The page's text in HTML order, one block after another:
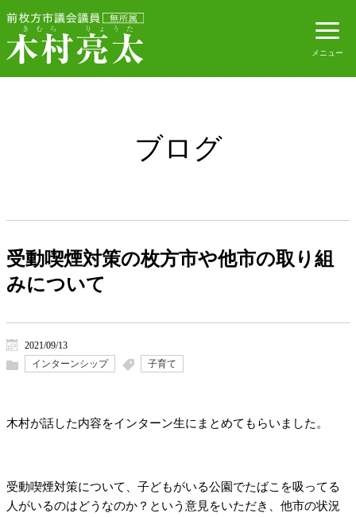
ブログ
受動喫煙対策の枚方市や他市の取り組
みについて
2021/09/13
インターンシップ
子育て
木村が話した内容をインターン生にまとめてもらいました。
受動喫煙対策について、子どもがいる公園でたばこを吸ってる
人がいるのはどうなのか？という意見をいただき、他市の状況